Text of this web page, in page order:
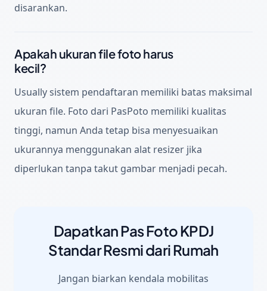
disarankan.
Apakah ukuran file foto harus
kecil?
Usually sistem pendaftaran memiliki batas maksimal
ukuran file. Foto dari PasPoto memiliki kualitas
tinggi, namun Anda tetap bisa menyesuaikan
ukurannya menggunakan alat resizer jika
diperlukan tanpa takut gambar menjadi pecah.
Dapatkan Pas Foto KPDJ
Standar Resmi dari Rumah
Jangan biarkan kendala mobilitas